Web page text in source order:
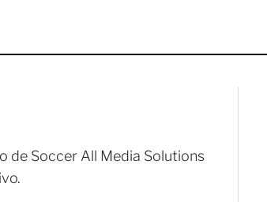
de Soccer All Media Solutions